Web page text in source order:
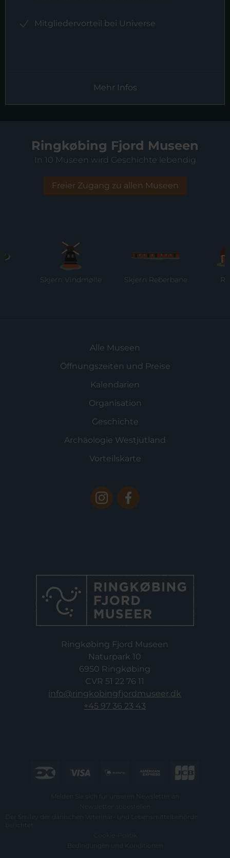
Mitgliedervorteil bei Universe
Mehr Infos
Ringkøbing Fjord Museen
In 10 Museen wird Geschichte lebendig
Freier Zugang zu allen Museen
Skjern Vindmølle Skjern Reberbane
Alle Museen
Öffnungszeiten und Preise
Kalendarien
Organisation
Geschichte
Archäologie Westjütland
Vorteilskarte
Ringkøbing Fjord Museen
Naturpark 10
6950 Ringkøbing
CVR 51 22 76 11
info@ringkobingfjordmuseer.dk
+45 97 36 23 43